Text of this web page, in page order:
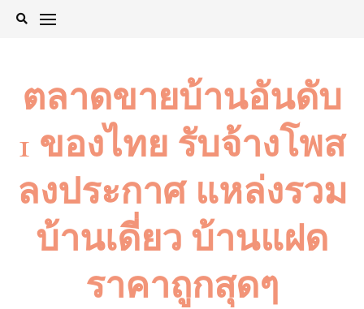
Skip
ตลาดขายบ้านอันดับ
1 ของไทย รับจ้างโพส
ลงประกาศ แหล่งรวม
บ้านเดี่ยว บ้านแฝด
ราคาถูกสุดๆ